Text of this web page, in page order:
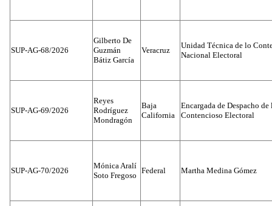
SUP-AG-68/2026
Gilberto De
Guzmán
Bátiz García
Veracruz
Unidad Técnica de lo
Nacional Electoral
SUP-AG-69/2026
Reyes
Rodríguez
Mondragón
Baja
California
Encargada de Despacho
Contencioso Electoral
SUP-AG-70/2026
Mónica Aralí
Soto Fregoso
Federal Martha Medina Gómez